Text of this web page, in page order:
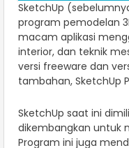
SketchUp
program pemodelan
macam aplikasi
interior, dan teknik
versi freeware dan
tambahan, SketchUp
SketchUp saat ini
dikembangkan untuk
Program ini juga